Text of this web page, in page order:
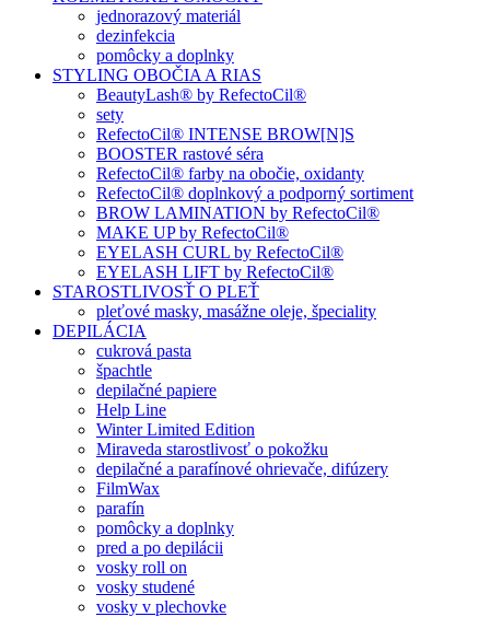
jednorazový materiál
dezinfekcia
pomôcky a doplnky
STYLING OBOČIA A RIAS
BeautyLash® by RefectoCil®
sety
RefectoCil® INTENSE BROW[N]S
BOOSTER rastové séra
RefectoCil® farby na obočie, oxidanty
RefectoCil® doplnkový a podporný sortiment
BROW LAMINATION by RefectoCil®
MAKE UP by RefectoCil®
EYELASH CURL by RefectoCil®
EYELASH LIFT by RefectoCil®
STAROSTLIVOSŤ O PLEŤ
pleťové masky, masážne oleje, špeciality
DEPILÁCIA
cukrová pasta
špachtle
depilačné papiere
Help Line
Winter Limited Edition
Miraveda starostlivosť o pokožku
depilačné a parafínové ohrievače, difúzery
FilmWax
parafín
pomôcky a doplnky
pred a po depilácii
vosky roll on
vosky studené
vosky v plechovke